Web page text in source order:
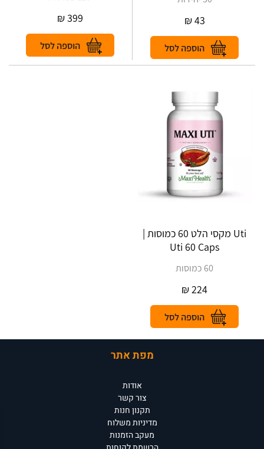
43
₪
399
₪
Uti מקסי הלט 60 כמוסות |
Uti 60 Caps
60 כמוסות
224
₪
מפת אתר
אודות
צור קשר
תקנון חנות
מדיניות משלוח
מעקב הזמנות